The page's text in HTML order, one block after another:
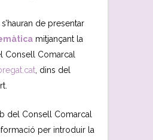
s’hauran de presentar
mitjançant la
Consell Comarcal
, dins del
del Consell Comarcal
per introduir la